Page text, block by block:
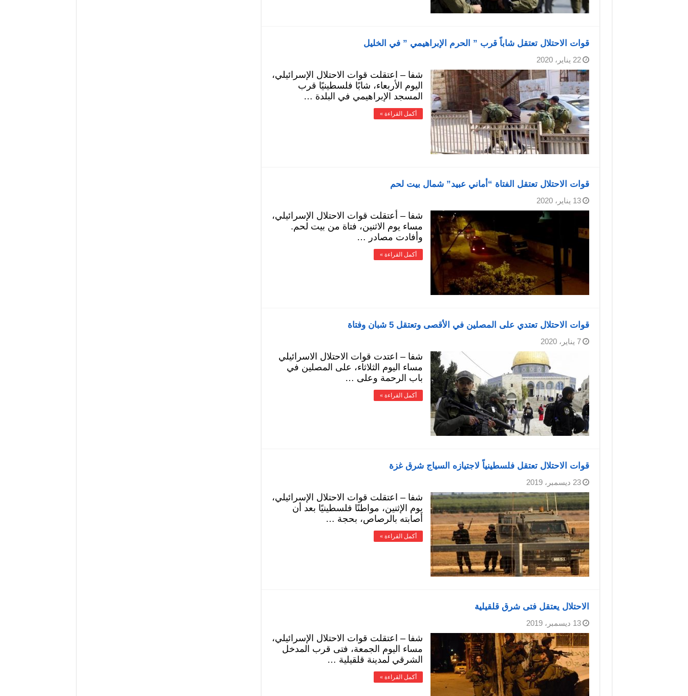
قوات الاحتلال تعتقل شاباً قرب ” الحرم الإبراهيمي ” في الخليل
22 يناير، 2020
شفا – اعتقلت قوات الاحتلال الإسرائيلي،
اليوم الأربعاء، شابًا فلسطينيًا قرب
المسجد الإبراهيمي في البلدة …
أكمل القراءة »
قوات الاحتلال تعتقل الفتاة “أماني عبيد” شمال بيت لحم
13 يناير، 2020
شفا – أعتقلت قوات الاحتلال الإسرائيلي،
مساء يوم الاثنين، فتاة من بيت لحم.
وأفادت مصادر …
أكمل القراءة »
قوات الاحتلال تعتدي على المصلين في الأقصى وتعتقل 5 شبان وفتاة
7 يناير، 2020
شفا – اعتدت قوات الاحتلال الاسرائيلي
مساء اليوم الثلاثاء، على المصلين في
باب الرحمة وعلى …
أكمل القراءة »
قوات الاحتلال تعتقل فلسطينياً لاجتيازه السياج شرق غزة
23 ديسمبر، 2019
شفا – اعتقلت قوات الاحتلال الإسرائيلي،
يوم الإثنين، مواطنًا فلسطينيًا بعد أن
أصابته بالرصاص، بحجة …
أكمل القراءة »
الاحتلال يعتقل فتى شرق قلقيلية
13 ديسمبر، 2019
شفا – اعتقلت قوات الاحتلال الإسرائيلي،
مساء اليوم الجمعة، فتى قرب المدخل
الشرقي لمدينة قلقيلية …
أكمل القراءة »